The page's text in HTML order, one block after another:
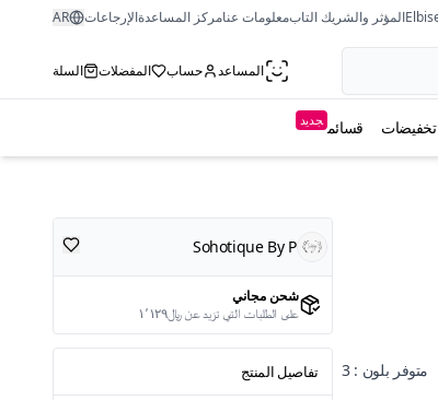
المؤثر والشريك التابمعلومات عنامركز المساعدةالإرجاعات AR
المساعد حساب المفضلات السلة
تخفيضات قسائم جديد
متوفر بلون : 3
Sohotique By P
شحن مجاني
على الطلبات التي تزيد عن ﷼١٬١٢٩
تفاصيل المنتج